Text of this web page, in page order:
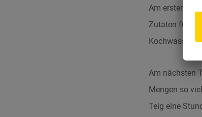
Am ersten
Zutaten für
Kochwasser
Am nächsten
Mengen so
Teig eine